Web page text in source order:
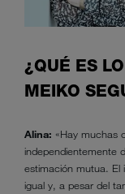
¿QUÉ ES
MEIKO
Alina: «Hay muchas
independientemente
estimación mutua. El
igual y, a pesar del